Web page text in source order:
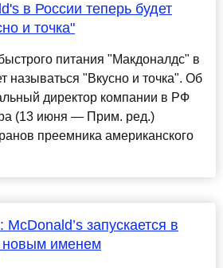
в России теперь будет
и точка"
питания "Макдоналдс" в
называться "Вкусно и точка". Об
директор компании в РФ
(13 июня — Прим. ред.)
преемника американского
McDonald’s запускается в
новым именем